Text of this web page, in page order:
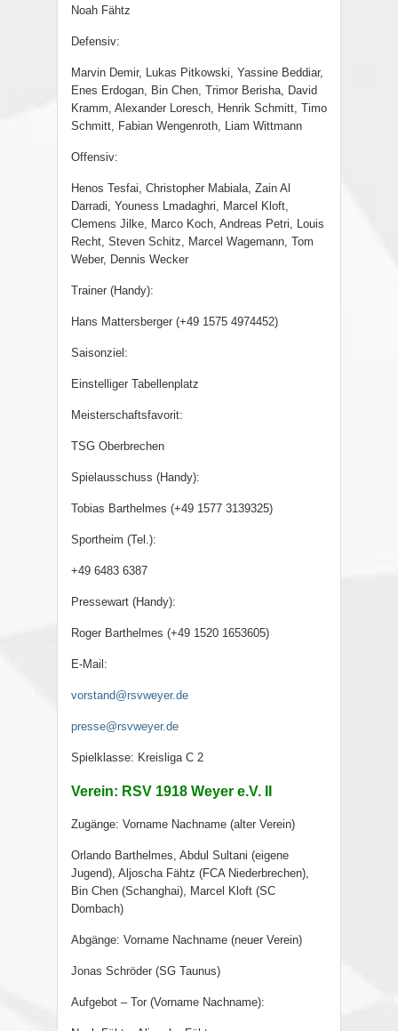
Noah Fähtz
Defensiv:
Marvin Demir, Lukas Pitkowski, Yassine Beddiar,
Enes Erdogan, Bin Chen, Trimor Berisha, David
Kramm, Alexander Loresch, Henrik Schmitt, Timo
Schmitt, Fabian Wengenroth, Liam Wittmann
Offensiv:
Henos Tesfai, Christopher Mabiala, Zain Al
Darradi, Youness Lmadaghri, Marcel Kloft,
Clemens Jilke, Marco Koch, Andreas Petri, Louis
Recht, Steven Schitz, Marcel Wagemann, Tom
Weber, Dennis Wecker
Trainer (Handy):
Hans Mattersberger (+49 1575 4974452)
Saisonziel:
Einstelliger Tabellenplatz
Meisterschaftsfavorit:
TSG Oberbrechen
Spielausschuss (Handy):
Tobias Barthelmes (+49 1577 3139325)
Sportheim (Tel.):
+49 6483 6387
Pressewart (Handy):
Roger Barthelmes (+49 1520 1653605)
E-Mail:
vorstand@rsvweyer.de
presse@rsvweyer.de
Spielklasse: Kreisliga C 2
Verein: RSV 1918 Weyer e.V. II
Zugänge: Vorname Nachname (alter Verein)
Orlando Barthelmes, Abdul Sultani (eigene
Jugend), Aljoscha Fähtz (FCA Niederbrechen),
Bin Chen (Schanghai), Marcel Kloft (SC
Dombach)
Abgänge: Vorname Nachname (neuer Verein)
Jonas Schröder (SG Taunus)
Aufgebot – Tor (Vorname Nachname):